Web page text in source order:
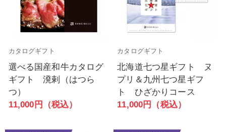
カタログギフト
選べる国産和牛カタログ
ギフト 溌剌（はつら
つ）
11,000円（税込）
カタログギフト
北海道七つ星ギフト ヌ
プリ＆九州七つ星ギフ
ト ひざかりコース
11,000円（税込）